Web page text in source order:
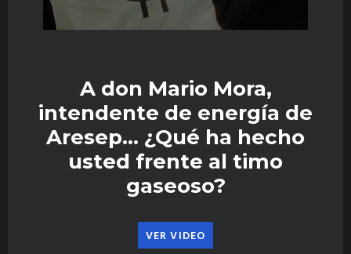
A don Mario Mora,
intendente de energía de
Aresep… ¿Qué ha hecho
usted frente al timo
gaseoso?
VER VIDEO